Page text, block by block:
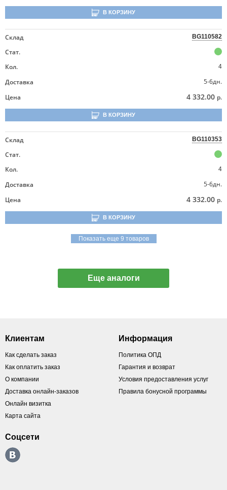
В КОРЗИНУ
Склад BG110582
Стат.
Кол.
4
Доставка
5-6дн.
Цена
4 332.00 р.
В КОРЗИНУ
Склад BG110353
Стат.
Кол.
4
Доставка
5-6дн.
Цена
4 332.00 р.
В КОРЗИНУ
Показать еще 9 товаров
Еще аналоги
Клиентам
Как сделать заказ
Как оплатить заказ
О компании
Доставка онлайн-заказов
Онлайн визитка
Карта сайта
Информация
Политика ОПД
Гарантия и возврат
Условия предоставления услуг
Правила бонусной программы
Соцсети